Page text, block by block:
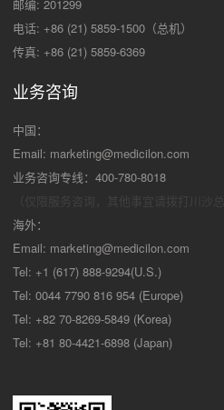
邮编: 201299
电话: +86 (21) 5859-1500（总机）
传真: +86 (21) 5859-6369
业务咨询
中国：
Email: marketing@medicilon.com
业务咨询专线：400-780-8018
海外：
Email: marketing@medicilon.com
Tel: +1 (617) 888-9294(U.S.)
Tel: 0044 7790 816 954 (Europe)
Tel: +82 70-8269-5849 (Korea)
Tel: +81 80-4421-6898 (Japan)